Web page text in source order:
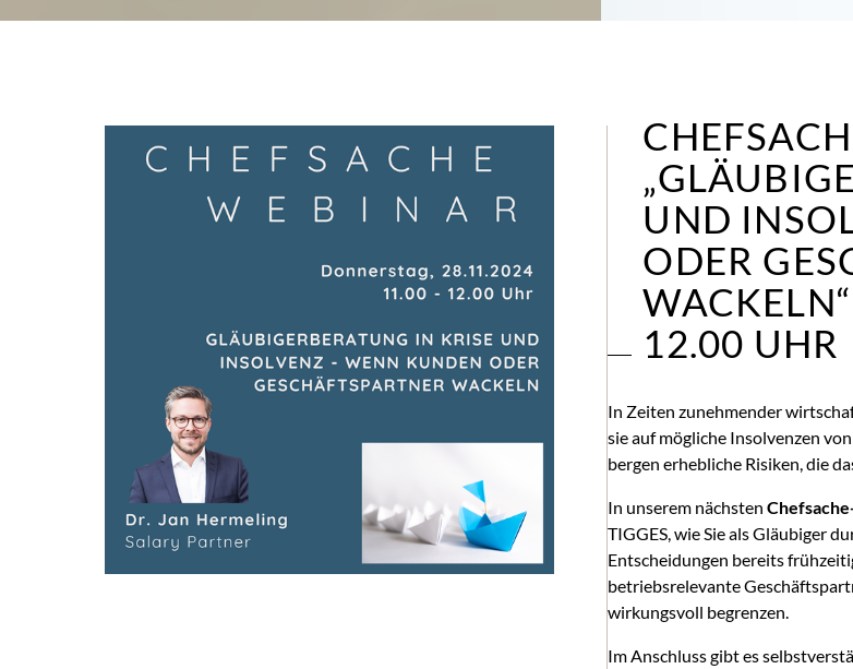
UND
ODER
12.00 UHR
In Zeiten zunehmender
sie auf mögliche Insolvenzen
bergen erhebliche Risiken, die
In unserem nächsten
TIGGES, wie Sie als Gläubiger
Entscheidungen bereits
betriebsrelevante
wirkungsvoll begrenzen.
Im Anschluss gibt es